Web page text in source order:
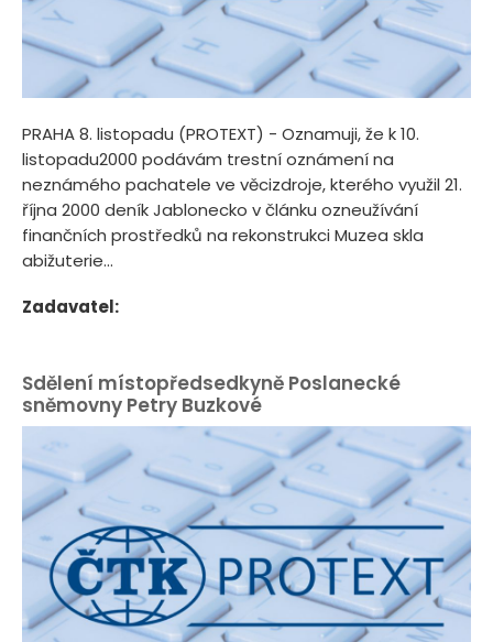
PRAHA 8. listopadu (PROTEXT) - Oznamuji, že k 10.
listopadu2000 podávám trestní oznámení na
neznámého pachatele ve věcizdroje, kterého využil 21.
října 2000 deník Jablonecko v článku ozneužívání
finančních prostředků na rekonstrukci Muzea skla
abižuterie...
Zadavatel:
Sdělení místopředsedkyně Poslanecké
sněmovny Petry Buzkové